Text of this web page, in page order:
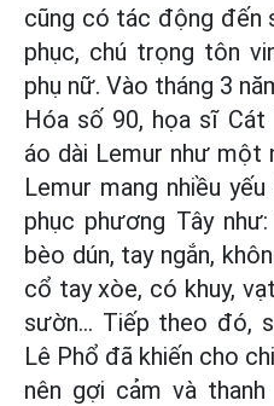
cũng có tác động đến
phục, chú trọng tôn
phụ nữ. Vào tháng 3
Hóa số 90, họa sĩ
áo dài Lemur như một
Lemur mang nhiều
phục phương Tây
bèo dún, tay ngắn,
cổ tay xòe, có khuy,
sườn... Tiếp theo đó,
Lê Phổ đã khiến cho
nên gợi cảm và